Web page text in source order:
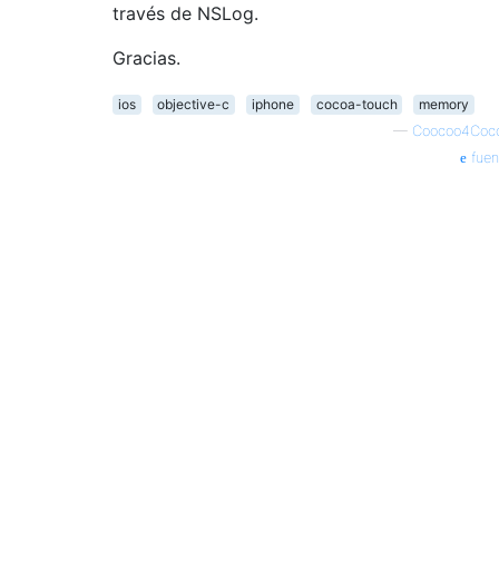
través de NSLog.
Gracias.
ios objective-c iphone cocoa-touch
memory
—